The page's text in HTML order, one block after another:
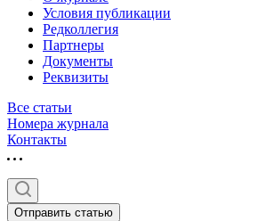
Условия публикации
Редколлегия
Партнеры
Документы
Реквизиты
Все статьи
Номера журнала
Контакты
Отправить статью